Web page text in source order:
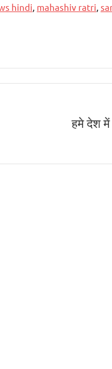
hindi mahashiv ratri
हमे देश में